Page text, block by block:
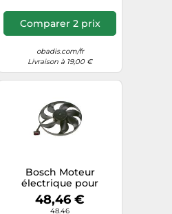
Comparer 2 prix
obadis.com/fr
Livraison à 19,00 €
Bosch Moteur
électrique pour
ventilateur de
radiateur 0 986 338 101
48,46 €
48.46